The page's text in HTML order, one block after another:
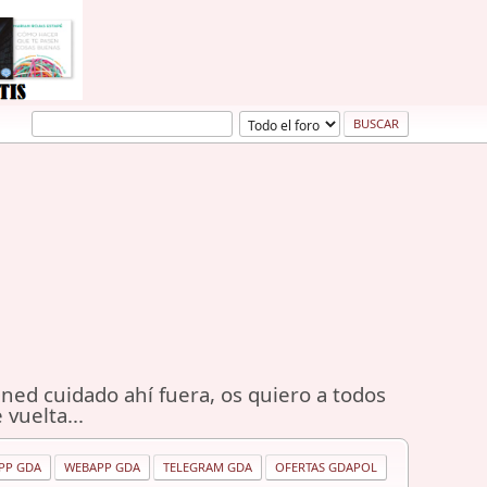
cuidado ahí fuera, os quiero a todos
vuelta...
GDA WEBAPP GDA TELEGRAM GDA OFERTAS GDAPOL